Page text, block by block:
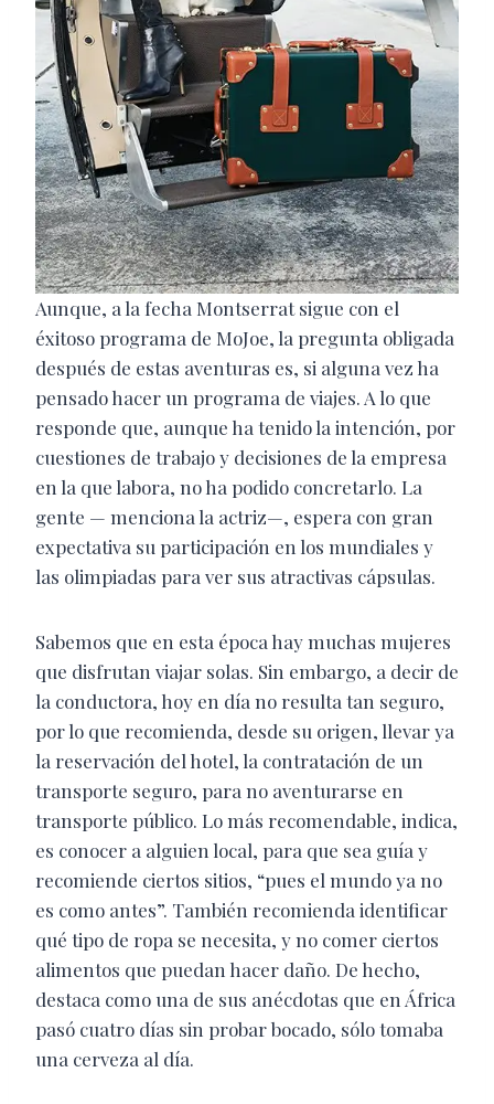
Aunque, a la fecha Montserrat sigue con el
éxitoso programa de MoJoe, la pregunta obligada
después de estas aventuras es, si alguna vez ha
pensado hacer un programa de viajes. A lo que
responde que, aunque ha tenido la intención, por
cuestiones de trabajo y decisiones de la empresa
en la que labora, no ha podido concretarlo. La
gente — menciona la actriz—, espera con gran
expectativa su participación en los mundiales y
las olimpiadas para ver sus atractivas cápsulas.
Sabemos que en esta época hay muchas mujeres
que disfrutan viajar solas. Sin embargo, a decir de
la conductora, hoy en día no resulta tan seguro,
por lo que recomienda, desde su origen, llevar ya
la reservación del hotel, la contratación de un
transporte seguro, para no aventurarse en
transporte público. Lo más recomendable, indica,
es conocer a alguien local, para que sea guía y
recomiende ciertos sitios, “pues el mundo ya no
es como antes”. También recomienda identificar
qué tipo de ropa se necesita, y no comer ciertos
alimentos que puedan hacer daño. De hecho,
destaca como una de sus anécdotas que en África
pasó cuatro días sin probar bocado, sólo tomaba
una cerveza al día.